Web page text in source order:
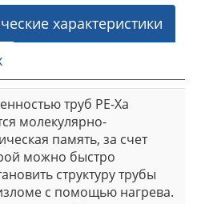
характеристики
труб PE-Xа
молекулярно-
память, за счет
можно быстро
структуру трубы
с помощью нагрева.